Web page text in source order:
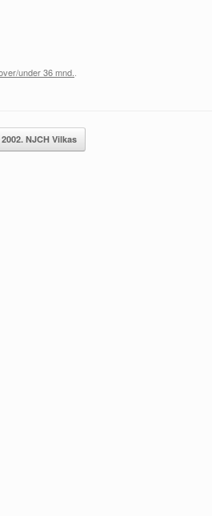
under 36 mnd.
NJCH Vilkas